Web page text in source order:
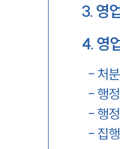
3. 영
4. 영
- 처
-행
-행
- 집